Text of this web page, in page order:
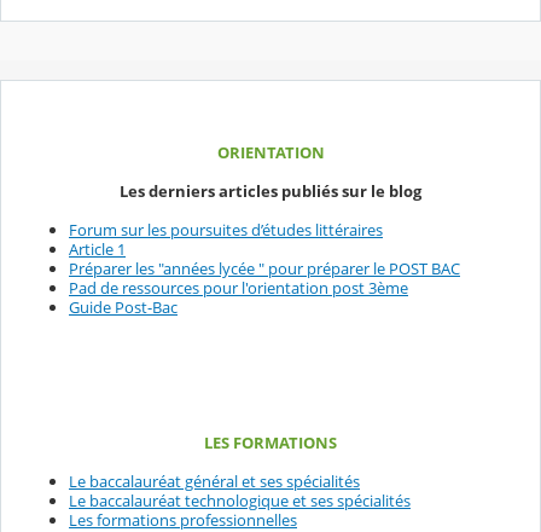
ORIENTATION
Les derniers articles publiés sur le blog
Forum sur les poursuites d’études littéraires
Article 1
Préparer les "années lycée " pour préparer le POST BAC
Pad de ressources pour l'orientation post 3ème
Guide Post-Bac
LES FORMATIONS
Le baccalauréat général et ses spécialités
Le baccalauréat technologique et ses spécialités
Les formations professionnelles